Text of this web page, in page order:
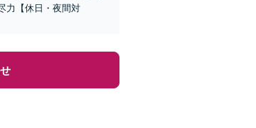
力【休日・夜間対